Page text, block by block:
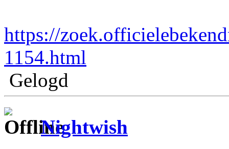
https://
1154.html
Gelogd
Nightwish